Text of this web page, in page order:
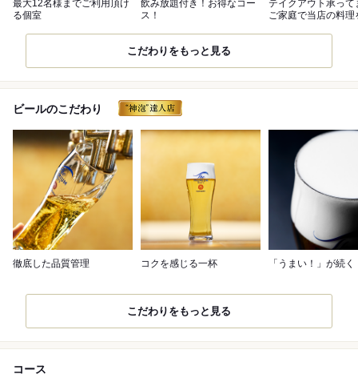
最大12名様までご利用頂け
る個室
飲み放題付き！お得なコー
ス！
テイクアウト承って
ご家庭で当店の料理
こだわりをもっと見る
ビールのこだわり
徹底した品質管理 コクを感じる一杯 「うまい！」が続く
こだわりをもっと見る
コース